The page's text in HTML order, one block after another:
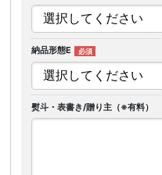
納品形態E
熨斗・表書き/贈り主（※有料）